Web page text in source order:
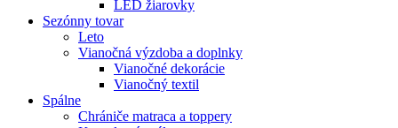
LED žiarovky
Sezónny tovar
Leto
Vianočná výzdoba a doplnky
Vianočné dekorácie
Vianočný textil
Spálne
Chrániče matraca a toppery